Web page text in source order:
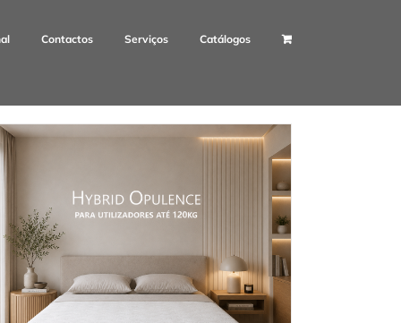
Contactos Serviços Catálogos